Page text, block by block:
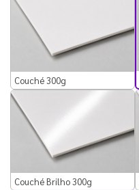
Couché 300g
Couché Brilho 300g